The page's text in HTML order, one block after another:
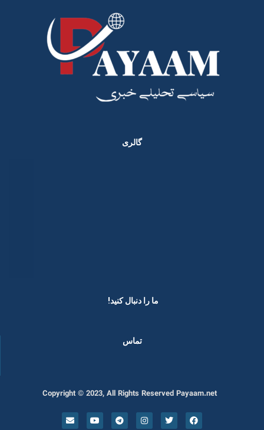
گالری
ما را دنبال کنید! ​
تماس
Copyright © 2023, All Rights Reserved Payaam.net